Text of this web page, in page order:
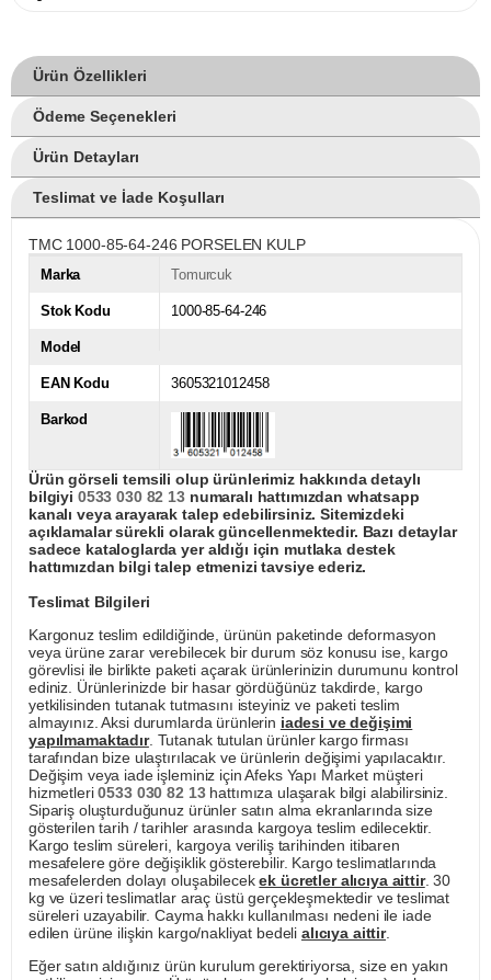
Ürün Özellikleri
Ödeme Seçenekleri
Ürün Detayları
Teslimat ve İade Koşulları
TMC 1000-85-64-246 PORSELEN KULP
Marka Tomurcuk
Stok Kodu 1000-85-64-246
Model
EAN Kodu 3605321012458
Barkod
Ürün görseli temsili olup ürünlerimiz hakkında detaylı
bilgiyi 0533 030 82 13numaralı hattımızdan whatsapp
kanalı veya arayarak talep edebilirsiniz. Sitemizdeki
açıklamalar sürekli olarak güncellenmektedir. Bazı detaylar
sadece kataloglarda yer aldığı için mutlaka destek
hattımızdan bilgi talep etmenizi tavsiye ederiz.
Teslimat Bilgileri
Kargonuz teslim edildiğinde, ürünün paketinde deformasyon
veya ürüne zarar verebilecek bir durum söz konusu ise, kargo
görevlisi ile birlikte paketi açarak ürünlerinizin durumunu kontrol
ediniz. Ürünlerinizde bir hasar gördüğünüz takdirde, kargo
yetkilisinden tutanak tutmasını isteyiniz ve paketi teslim
almayınız. Aksi durumlarda ürünlerin iadesi ve değişimi
yapılmamaktadır. Tutanak tutulan ürünler kargo firması
tarafından bize ulaştırılacak ve ürünlerin değişimi yapılacaktır.
Değişim veya iade işleminiz için Afeks Yapı Market müşteri
hizmetleri0533 030 82 13hattımıza ulaşarak bilgi alabilirsiniz.
Sipariş oluşturduğunuz ürünler satın alma ekranlarında size
gösterilen tarih / tarihler arasında kargoya teslim edilecektir.
Kargo teslim süreleri, kargoya veriliş tarihinden itibaren
mesafelere göre değişiklik gösterebilir. Kargo teslimatlarında
mesafelerden dolayı oluşabilecekek ücretler alıcıya aittir. 30
kg ve üzeri teslimatlar araç üstü gerçekleşmektedir ve teslimat
süreleri uzayabilir. Cayma hakkı kullanılması nedeni ile iade
edilen ürüne ilişkin kargo/nakliyat bedeli alıcıya aittir.
Eğer satın aldığınız ürün kurulum gerektiriyorsa, size en yakın